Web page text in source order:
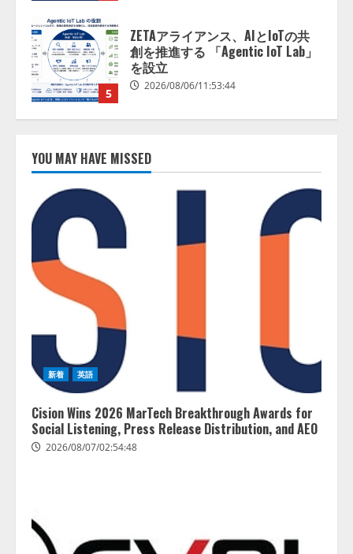
5
ZETAアライアンス、AIとIoTの共
創を推進する 「Agentic IoT Lab」
を設立
2026/08/06/11:53:44
1
「TinhVan Technologies JSC.」と業
務提携
2026/08/06/14:54:32
藤原竜也がAIで組織の改善点を見
抜く！ SKYSEA Client View 新テ
ある」「昨年の夏はカブトムシを
捕まえたり、虫と戦ったり…」
アシストAIテラス、ガバナンス機
能を備えたAIエージェントプラッ
トフォーム「QueryPie AIP」を提
レアラ、『AIはどの法律事務所を
推薦するのか』について 企業法
YOU MAY HAVE MISSED
新着 英語
Cision Wins 2026 MarTech Breakthrough Awards for
Social Listening, Press Release Distribution, and AEO
2026/08/07/02:54:48